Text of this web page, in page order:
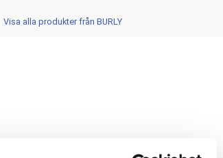
Visa alla produkter från BURLY